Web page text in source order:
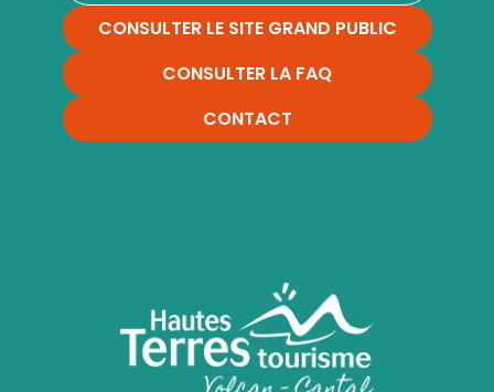
CONSULTER LE SITE GRAND PUBLIC
CONSULTER LA FAQ
CONTACT